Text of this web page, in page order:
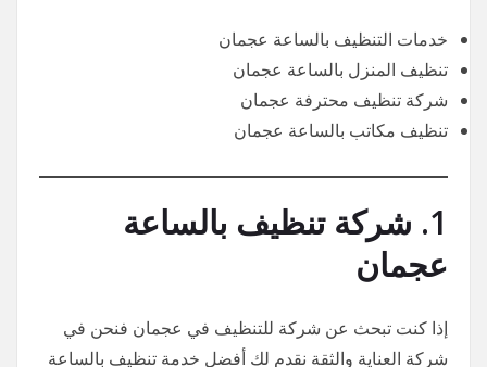
خدمات التنظيف بالساعة عجمان
تنظيف المنزل بالساعة عجمان
شركة تنظيف محترفة عجمان
تنظيف مكاتب بالساعة عجمان
1. شركة تنظيف بالساعة
عجمان
إذا كنت تبحث عن شركة للتنظيف في عجمان فنحن في
شركة العناية والثقة نقدم لك أفضل خدمة تنظيف بالساعة